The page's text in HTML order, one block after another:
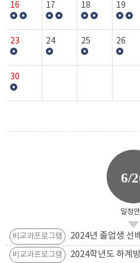
16 17 18 19
23 24 25 26
30
6/
일정
비교과프로그램 2024년 졸업생 선
비교과프로그램
2024학년도 하계